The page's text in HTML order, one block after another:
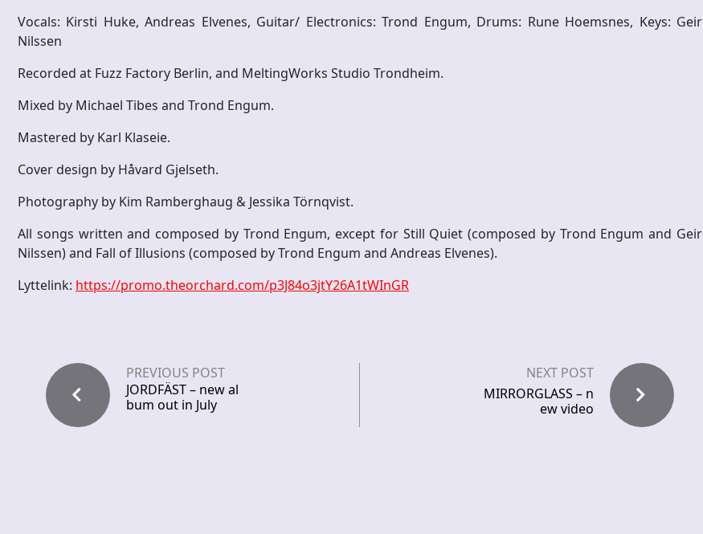
Vocals: Kirsti Huke, Andreas Elvenes, Guitar/ Electronics: Trond Engum, Drums: Rune Hoemsnes, Keys: Geir
Nilssen
Recorded at Fuzz Factory Berlin, and MeltingWorks Studio Trondheim.
Mixed by Michael Tibes and Trond Engum.
Mastered by Karl Klaseie.
Cover design by Håvard Gjelseth.
Photography by Kim Ramberghaug & Jessika Törnqvist.
All songs written and composed by Trond Engum, except for Still Quiet (composed by Trond Engum and Geir
Nilssen) and Fall of Illusions (composed by Trond Engum and Andreas Elvenes).
Lyttelink: https://promo.theorchard.com/p3J84o3jtY26A1tWInGR
PREVIOUS POST
JORDFÄST – new al
bum out in July
NEXT POST
MIRRORGLASS – n
ew video